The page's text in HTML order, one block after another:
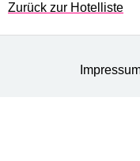
Zurück zur Hotelliste